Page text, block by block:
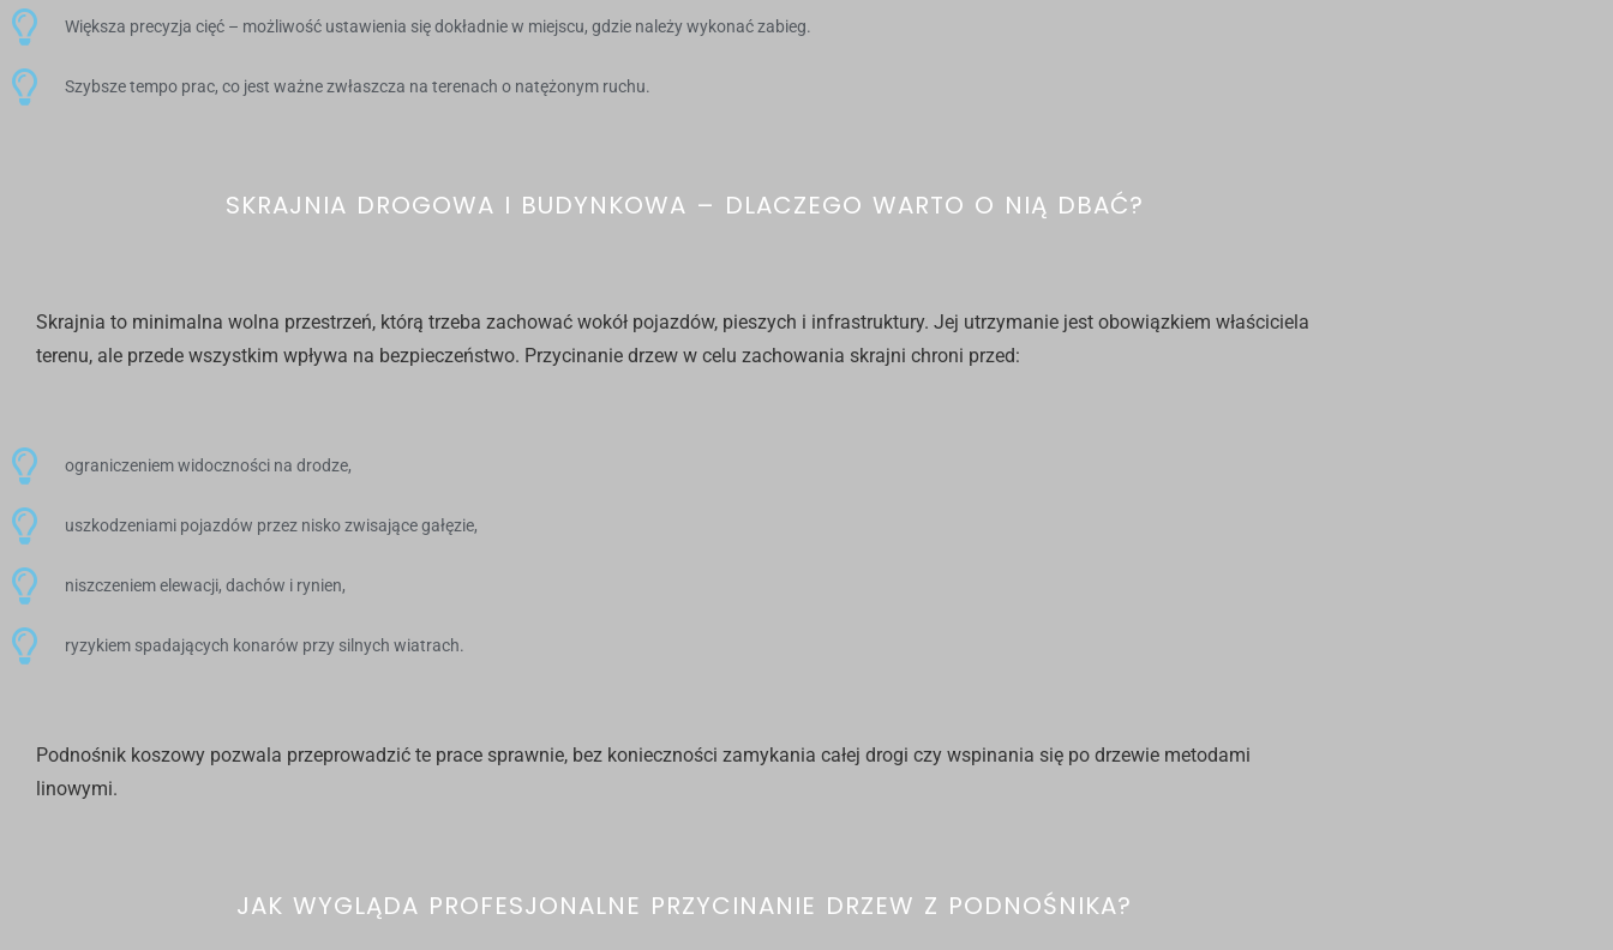
Większa precyzja cięć – możliwość ustawienia się dokładnie w miejscu, gdzie należy wykonać zabieg.
Szybsze tempo prac, co jest ważne zwłaszcza na terenach o natężonym ruchu.
SKRAJNIA DROGOWA I BUDYNKOWA – DLACZEGO WARTO O NIĄ DBAĆ?
Skrajnia to minimalna wolna przestrzeń, którą trzeba zachować wokół pojazdów, pieszych i infrastruktury. Jej utrzymanie jest obowiązkiem właściciela
terenu, ale przede wszystkim wpływa na bezpieczeństwo. Przycinanie drzew w celu zachowania skrajni chroni przed:
ograniczeniem widoczności na drodze,
uszkodzeniami pojazdów przez nisko zwisające gałęzie,
niszczeniem elewacji, dachów i rynien,
ryzykiem spadających konarów przy silnych wiatrach.
Podnośnik koszowy pozwala przeprowadzić te prace sprawnie, bez konieczności zamykania całej drogi czy wspinania się po drzewie metodami
linowymi.
JAK WYGLĄDA PROFESJONALNE PRZYCINANIE DRZEW Z PODNOŚNIKA?